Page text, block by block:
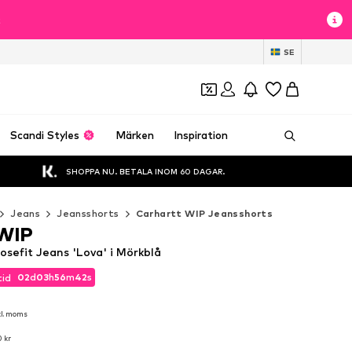
SE
Scandi Styles Märken Inspiration
SHOPPA NU. BETALA INOM 60 DAGAR.
Jeans Jeansshorts Carhartt WIP Jeansshorts
02d03h56m40s
moms
kr
02d03h56m40s
moms
Jeans 'Lova' i Mörkblå